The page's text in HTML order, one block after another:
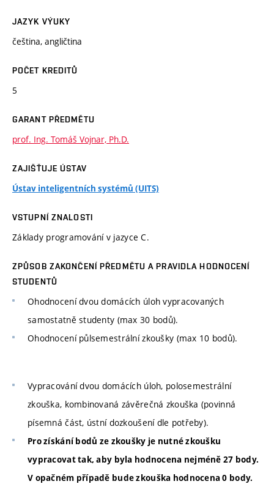
JAZYK VÝUKY
čeština, angličtina
POČET KREDITŮ
5
GARANT PŘEDMĚTU
prof. Ing. Tomáš Vojnar, Ph.D.
ZAJIŠŤUJE ÚSTAV
Ústav inteligentních systémů (UITS)
VSTUPNÍ ZNALOSTI
Základy programování v jazyce C.
ZPŮSOB ZAKONČENÍ PŘEDMĚTU A PRAVIDLA HODNOCENÍ
STUDENTŮ
Ohodnocení dvou domácích úloh vypracovaných
samostatně studenty (max 30 bodů).
Ohodnocení půlsemestrální zkoušky (max 10 bodů).
Vypracování dvou domácích úloh, polosemestrální
zkouška, kombinovaná závěrečná zkouška (povinná
písemná část, ústní dozkoušení dle potřeby).
Pro získání bodů ze zkoušky je nutné zkoušku
vypracovat tak, aby byla hodnocena nejméně 27 body.
V opačném případě bude zkouška hodnocena 0 body.